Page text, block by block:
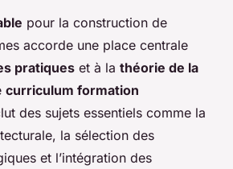
pour la construction de
accorde une place centrale
pratiques et à la théorie de la
curriculum formation
des sujets essentiels comme la
la sélection des
et l’intégration des